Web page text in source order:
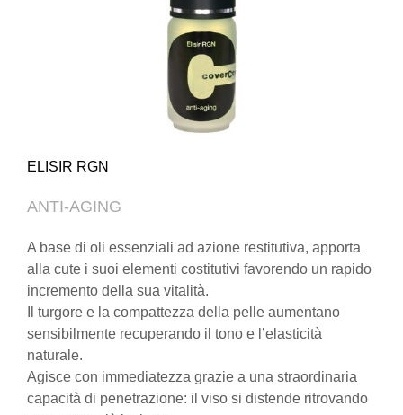
ELISIR RGN
ANTI-AGING
A base di oli essenziali ad azione restitutiva, apporta
alla cute i suoi elementi costitutivi favorendo un rapido
incremento della sua vitalità.
Il turgore e la compattezza della pelle aumentano
sensibilmente recuperando il tono e l’elasticità
naturale.
Agisce con immediatezza grazie a una straordinaria
capacità di penetrazione: il viso si distende ritrovando